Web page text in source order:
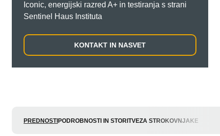
Iconic, energijski razred A+ in testiranja s strani
Sentinel Haus Instituta
KONTAKT IN NASVET
PREDNOSTI PODROBNOSTI IN STORITVEZA STROKOVNJAKE